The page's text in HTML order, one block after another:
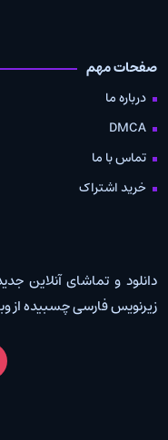
صفحات مهم
درباره ما
DMCA
تماس با ما
خرید اشتراک
دانلود و تماشای آنلاین
زیرنویس فارسی چسبیده از